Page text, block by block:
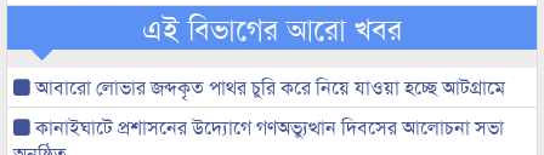
এই বিভাগের আরো খবর
আবারো লোভার জব্দকৃত পাথর চুরি করে নিয়ে যাওয়া হচ্ছে আটগ্রামে
কানাইঘাটে প্রশাসনের উদ্যোগে গণঅভ্যুত্থান দিবসের আলোচনা সভা